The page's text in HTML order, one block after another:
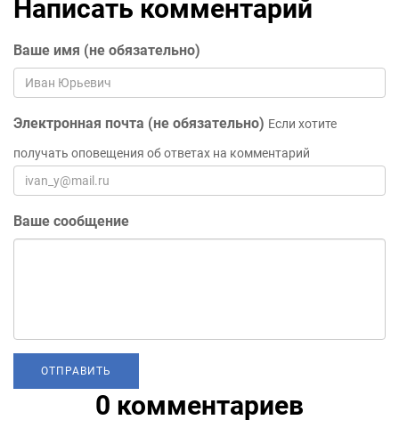
Написать комментарий
Ваше имя (не обязательно)
Электронная почта (не обязательно) Если хотите
получать оповещения об ответах на комментарий
Ваше сообщение
0 комментариев